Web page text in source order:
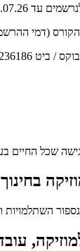
עד 31.07.26
הקורס (דמי
סניף 634, חשבון 215037.
שכל החיים